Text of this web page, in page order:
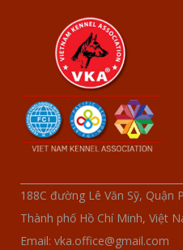
188C đường Lê Văn Sỹ, Quận
Thành phố Hồ Chí Minh, Việt
Email: vka.office@gmail.com